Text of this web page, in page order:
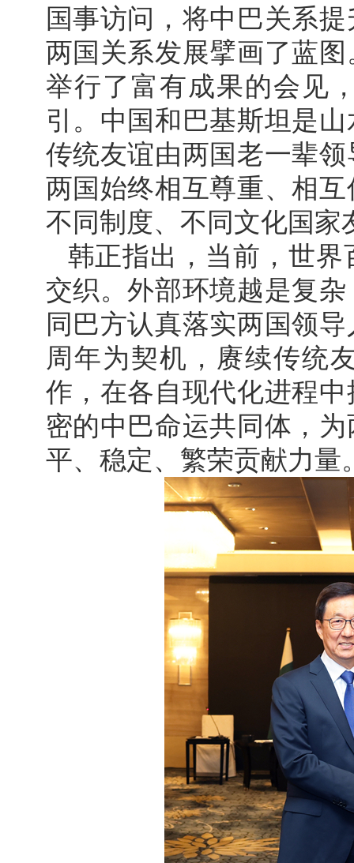
国事访问，将中巴关系
两国关系发展擘画了蓝
举行了富有成果的会见
引。中国和巴基斯坦是
传统友谊由两国老一辈
两国始终相互尊重、相
不同制度、不同文化国家
韩正指出，当前，世
交织。外部环境越是复
同巴方认真落实两国领
周年为契机，赓续传统
作，在各自现代化进程
密的中巴命运共同体，
平、稳定、繁荣贡献力量